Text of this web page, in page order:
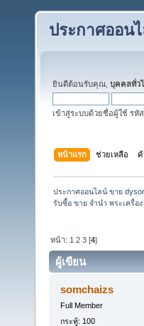
ประกาศออน
ยินดีต้อนรับคุณ, บุคคลทั่ว
เข้าสู่ระบบด้วยชื่อผู้ใช้ รหั
หน้าแรก ช่วยเหลือ
ประกาศออนไลน์ ขาย
รับซื้อ ขาย จำนำ พระเครื่อ
หน้า: 1 2 3 [4]
ผู้เขียน
somchaizs
Full Member
กระทู้: 100